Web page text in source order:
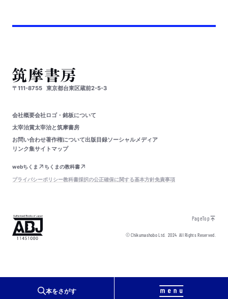
本をさがす
〒111-8755 東京都台東区蔵前2-5-3
会社概要会社ロゴ・銘板について
太宰治賞太宰治と筑摩書房
お問い合わせ著作権について出版目録ソーシャルメディア
リンク集サイトマップ
webちくま
ちくまの教科書
プライバシーポリシー教科書採択の公正確保に関する基本方針免責事項
PageTop
© Chikumashobo Ltd.2024 All Rights Reserved.